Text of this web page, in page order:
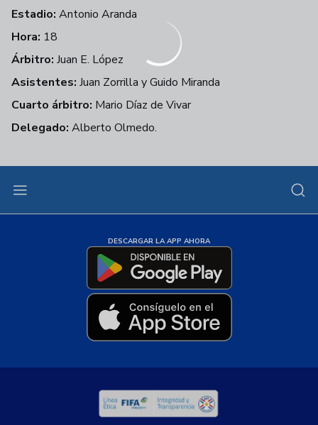
Estadio: Antonio Aranda
Hora: 18
Árbitro: Juan E. López
Asistentes: Juan Zorrilla y Guido Miranda
Cuarto árbitro: Mario Díaz de Vivar
Delegado: Alberto Olmedo.
DESCARGAR LA APP AHORA